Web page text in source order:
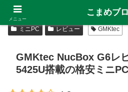
ミニPC レビュー GMKtec
GMKtec NucBox G6レ
5425U搭載の格安ミニPC
メニュー
こまめブ